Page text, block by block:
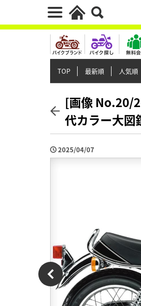
TOP 最新順 人気順
[画像 No.20/
代カラー大図
2025/04/07